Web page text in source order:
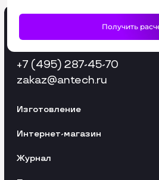
+7 (495) 287-45-70
zakaz@antech.ru
Изготовление
Интернет-магазин
Журнал